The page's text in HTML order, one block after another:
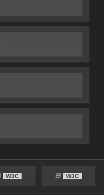
W3C W3C